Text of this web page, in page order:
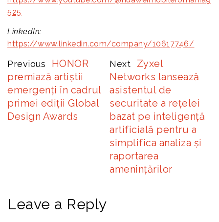
525
LinkedIn:
https://www.linkedin.com/company/10617746/
Previous
HONOR
premiază artiștii
emergenți în cadrul
primei ediții Global
Design Awards
Next
Zyxel
Networks lansează
asistentul de
securitate a rețelei
bazat pe inteligență
artificială pentru a
simplifica analiza și
raportarea
amenințărilor
Leave a Reply